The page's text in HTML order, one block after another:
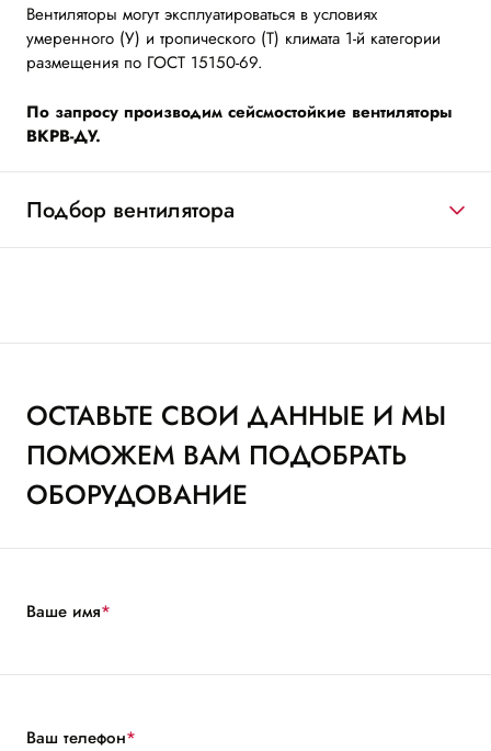
Вентиляторы могут эксплуатироваться в условиях
умеренного (У) и тропического (Т) климата 1-й категории
размещения по ГОСТ 15150-69.
По запросу производим сейсмостойкие вентиляторы
ВКРВ-ДУ.
Подбор вентилятора
ОСТАВЬТЕ СВОИ ДАННЫЕ И МЫ
ПОМОЖЕМ ВАМ ПОДОБРАТЬ
ОБОРУДОВАНИЕ
Ваше имя*
Ваш телефон*